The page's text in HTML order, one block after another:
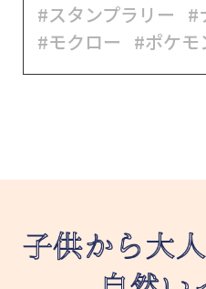
#スタンプラリー #
#モクロー #ポケモ